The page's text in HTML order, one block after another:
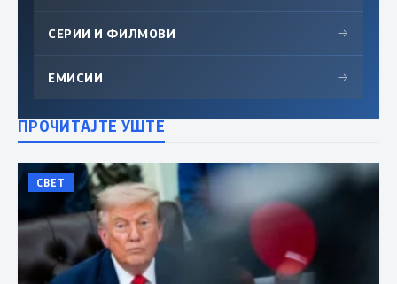
СЕРИИ И ФИЛМОВИ →
ЕМИСИИ →
ПРОЧИТАЈТЕ УШТЕ
СВЕТ